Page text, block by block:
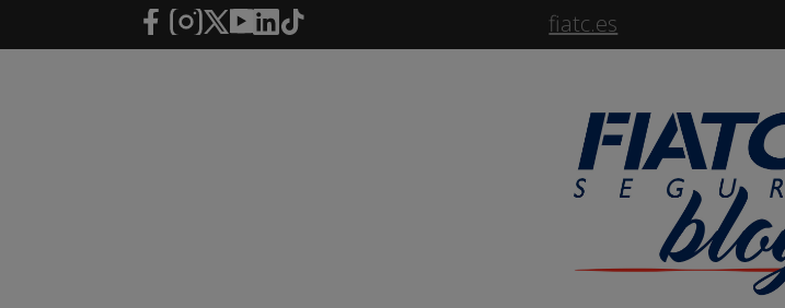
Saltar al contenido principal fiatc.es